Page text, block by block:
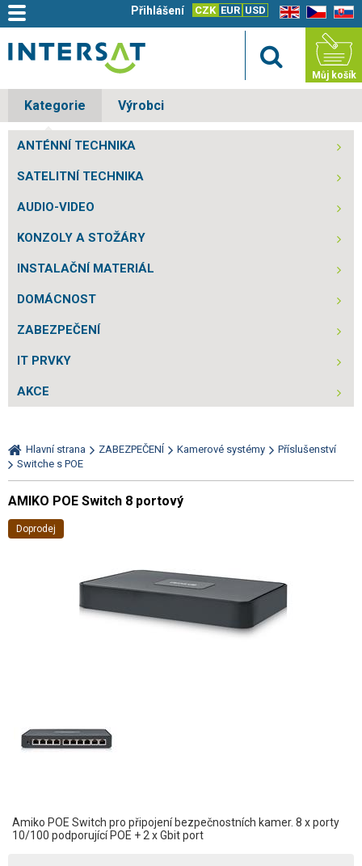
EN CZ SK
CZK EUR USD
Přihlášení
Můj košík
Kategorie Výrobci
ANTÉNNÍ TECHNIKA
SATELITNÍ TECHNIKA
AUDIO-VIDEO
KONZOLY A STOŽÁRY
INSTALAČNÍ MATERIÁL
DOMÁCNOST
ZABEZPEČENÍ
IT PRVKY
AKCE
Hlavní strana ZABEZPEČENÍ Kamerové systémy
Příslušenství
Switche s POE
AMIKO POE Switch 8 portový
Doprodej
Amiko POE Switch pro připojení bezpečnostních kamer. 8 x porty
10/100 podporující POE + 2 x Gbit port